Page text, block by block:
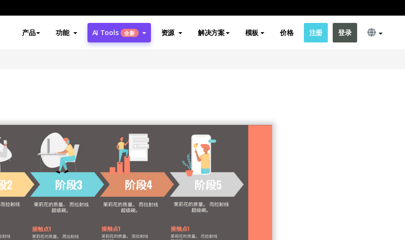
产品 功能 AI Tools 全新 资源 解决方案 模板 价格 注册 登录